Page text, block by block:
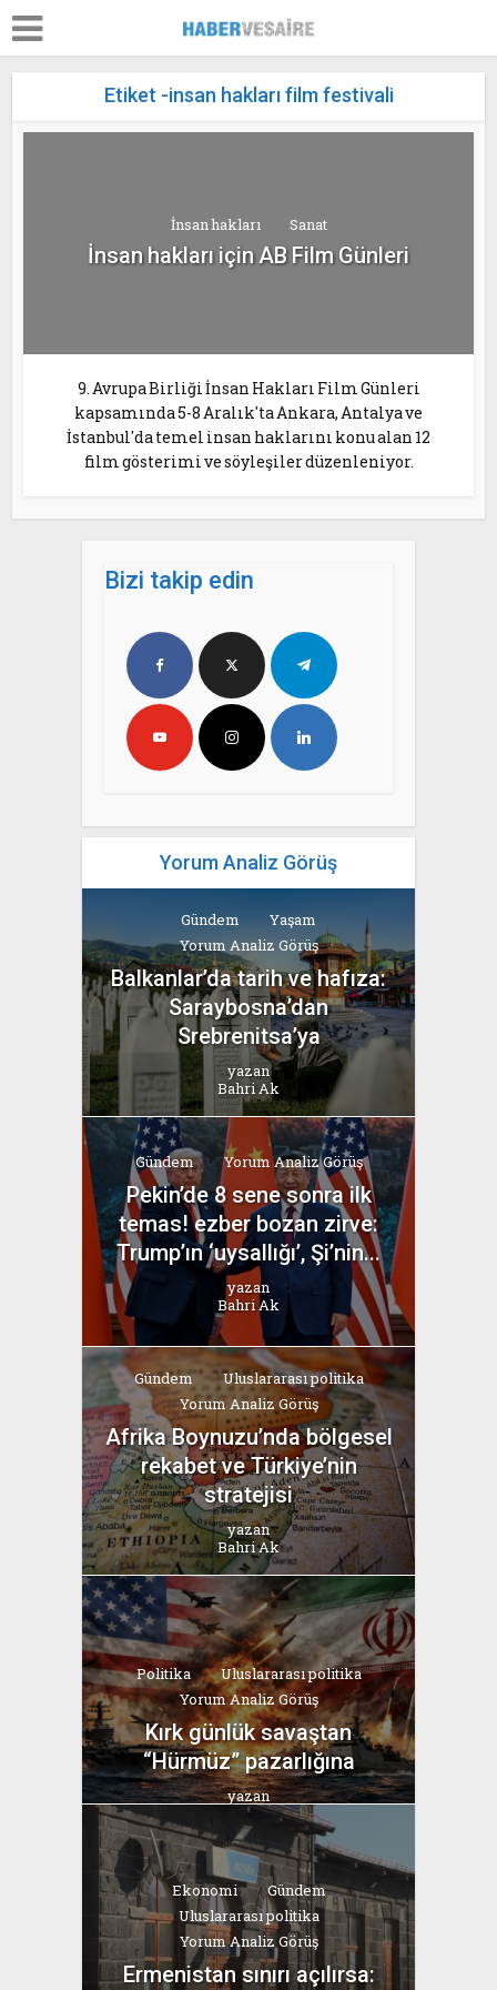
Etiket -insan hakları film festivali
İnsan hakları Sanat
İnsan hakları için AB Film Günleri
9. Avrupa Birliği İnsan Hakları Film Günleri
kapsamında 5-8 Aralık'ta Ankara, Antalya ve
İstanbul'da temel insan haklarını konu alan 12
film gösterimi ve söyleşiler düzenleniyor.
Bizi takip edin
Yorum Analiz Görüş
Gündem
Yaşam
Yorum Analiz Görüş
Balkanlar’da tarih ve hafıza:
Saraybosna’dan
Srebrenitsa’ya
yazan
Bahri Ak
Gündem Yorum Analiz Görüş
Pekin’de 8 sene sonra ilk
temas! ezber bozan zirve:
Trump’ın ‘uysallığı’, Şi’nin...
yazan
Bahri Ak
Gündem
Uluslararası politika
Yorum Analiz Görüş
Afrika Boynuzu’nda bölgesel
rekabet ve Türkiye’nin
stratejisi
yazan
Bahri Ak
Politika
Uluslararası politika
Yorum Analiz Görüş
Kırk günlük savaştan
“Hürmüz” pazarlığına
yazan
Bahri Ak
Ekonomi
Gündem
Uluslararası politika
Yorum Analiz Görüş
Ermenistan sınırı açılırsa: